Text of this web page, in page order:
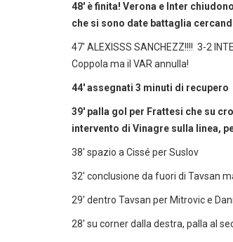
48' è finita! Verona e Inter
che si sono date battaglia
47' ALEXISSS SANCHEZZ!!!! 3-2
Coppola ma il VAR annulla!
44' assegnati 3 minuti di recupero
39' palla gol per Frattesi che su
intervento di Vinagre sulla linea,
38' spazio a Cissé per Suslov
32' conclusione da fuori di Tavsan
29' dentro Tavsan per Mitrovic e
28' su corner dalla destra, palla al